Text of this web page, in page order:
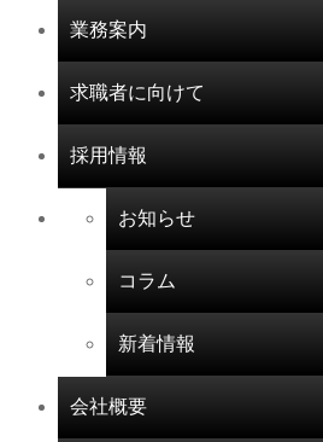
業務案内
求職者に向けて
採用情報
お知らせ
コラム
新着情報
会社概要